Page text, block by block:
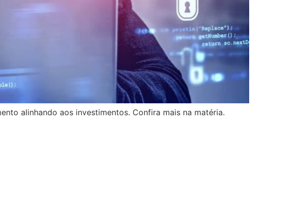
alinhando aos investimentos. Confira mais na matéria.